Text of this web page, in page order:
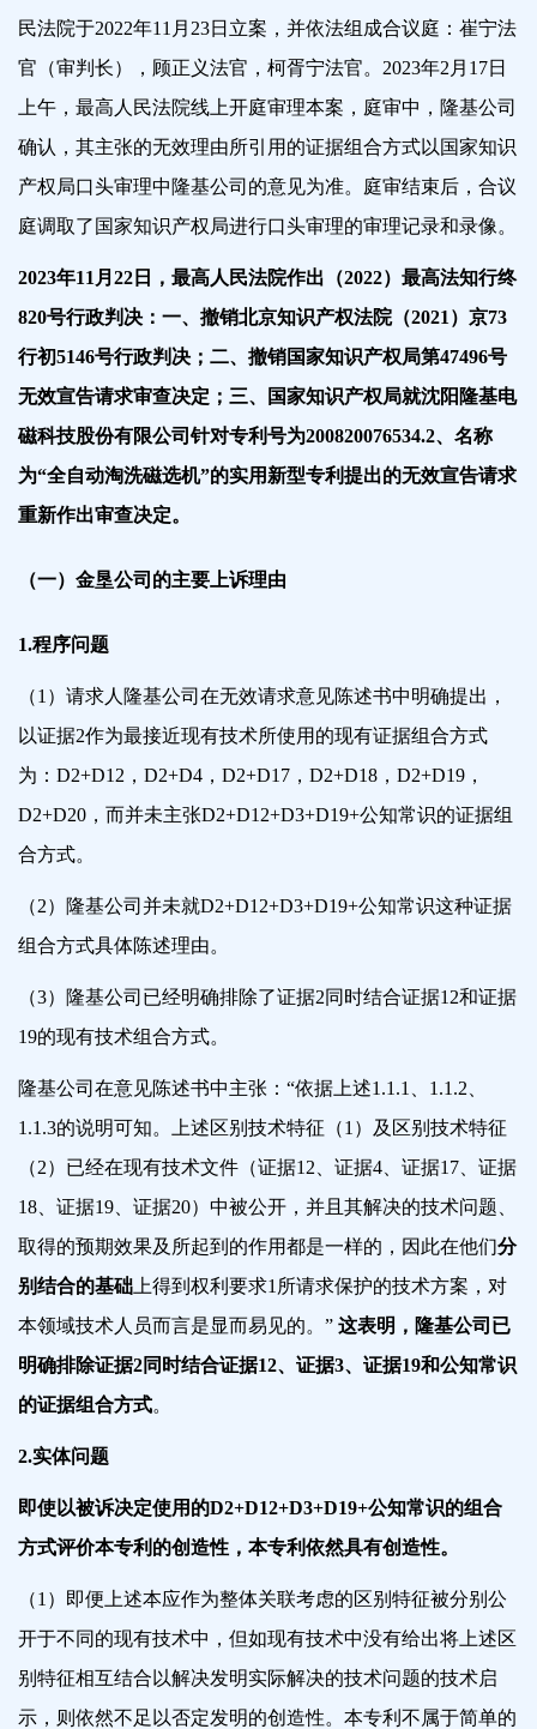
民法院于2022年11月23日立案，并依法组成合议庭：崔宁法
官（审判长），顾正义法官，柯胥宁法官。2023年2月17日
上午，最高人民法院线上开庭审理本案，庭审中，隆基公司
确认，其主张的无效理由所引用的证据组合方式以国家知识
产权局口头审理中隆基公司的意见为准。庭审结束后，合议
庭调取了国家知识产权局进行口头审理的审理记录和录像。
2023年11月22日，最高人民法院作出（2022）最高法知行终
820号行政判决：一、撤销北京知识产权法院（2021）京73
行初5146号行政判决；二、撤销国家知识产权局第47496号
无效宣告请求审查决定；三、国家知识产权局就沈阳隆基电
磁科技股份有限公司针对专利号为200820076534.2、名称
为“全自动淘洗磁选机”的实用新型专利提出的无效宣告请求
重新作出审查决定。
（一）金垦公司的主要上诉理由
1.程序问题
（1）请求人隆基公司在无效请求意见陈述书中明确提出，
以证据2作为最接近现有技术所使用的现有证据组合方式
为：D2+D12，D2+D4 ，D2+D17 ，D2+D18 ，D2+D19 ，
D2+D20 ，而并未主张D2+D12+D3+D19+公知常识的证据组
合方式。
（2）隆基公司并未就D2+D12+D3+D19+公知常识这种证据
组合方式具体陈述理由。
（3）隆基公司已经明确排除了证据2同时结合证据12和证据
19的现有技术组合方式。
隆基公司在意见陈述书中主张：“依据上述1.1.1、1.1.2、
1.1.3的说明可知。
上述区别技术特征（1）及区别技术特征
（2）已经在现有技术文件（证据12、证据4、证据17、证据
18、证据19、证据20）中被公开 ，并且其解决的技术问题、
取得的预期效果及所起到的作用都是一样的，因此在他们分
别结合的基础 上得到权利要求1所请求保护的技术方案，对
本领域技术人员而言是显而易见的。” 这表明，隆基公司已
明确排除证据2同时结合证据12、证据3、证据19和公知常识
的证据组合方式。
2.实体问题
即使以被诉决定使用的D2+D12+D3+D19+公知常识的组合
方式评价本专利的创造性，本专利依然具有创造性。
（1）即便上述本应作为整体关联考虑的区别特征被分别公
开于不同的现有技术中，但如现有技术中没有给出将上述区
别特征相互结合以解决发明实际解决的技术问题的技术启
示，则依然不足以否定发明的创造性。本专利不属于简单的